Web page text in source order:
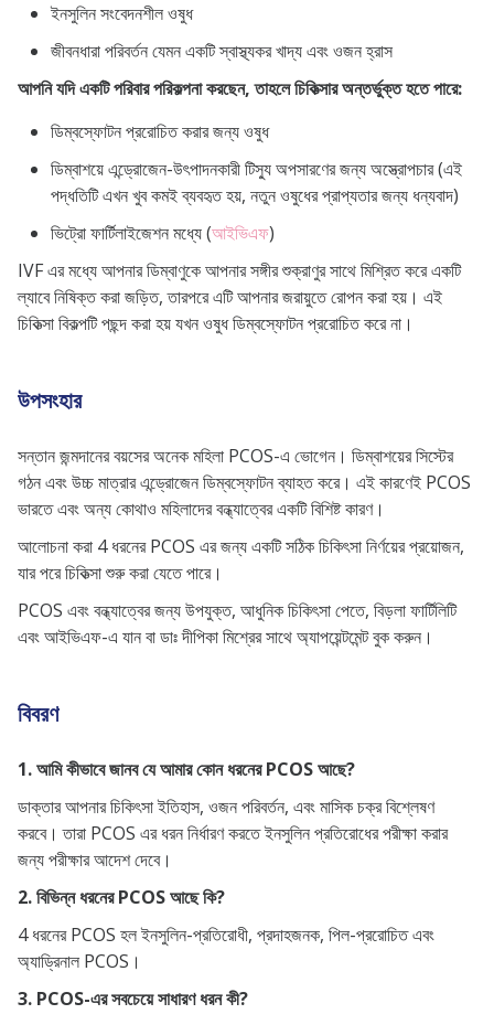
ইনসুলিন সংবেদনশীল ওষুধ
জীবনধারা পরিবর্তন যেমন একটি স্বাস্থ্যকর খাদ্য এবং ওজন হ্রাস
আপনি যদি একটি পরিবার পরিকল্পনা করছেন, তাহলে চিকিত্সার অন্তর্ভুক্ত হতে পারে:
ডিম্বস্ফোটন প্ররোচিত করার জন্য ওষুধ
ডিম্বাশয়ে এন্ড্রোজেন-উৎপাদনকারী টিস্যু অপসারণের জন্য অস্ত্রোপচার (এই
পদ্ধতিটি এখন খুব কমই ব্যবহৃত হয়, নতুন ওষুধের প্রাপ্যতার জন্য ধন্যবাদ)
ভিট্রো ফার্টিলাইজেশন মধ্যে (আইভিএফ)
IVF এর মধ্যে আপনার ডিম্বাণুকে আপনার সঙ্গীর শুক্রাণুর সাথে মিশ্রিত করে একটি
ল্যাবে নিষিক্ত করা জড়িত, তারপরে এটি আপনার জরায়ুতে রোপন করা হয়। এই
চিকিত্সা বিকল্পটি পছন্দ করা হয় যখন ওষুধ ডিম্বস্ফোটন প্ররোচিত করে না।
উপসংহার
সন্তান জন্মদানের বয়সের অনেক মহিলা PCOS-এ ভোগেন। ডিম্বাশয়ের সিস্টের
গঠন এবং উচ্চ মাত্রার এন্ড্রোজেন ডিম্বস্ফোটন ব্যাহত করে। এই কারণেই PCOS
ভারতে এবং অন্য কোথাও মহিলাদের বন্ধ্যাত্বের একটি বিশিষ্ট কারণ।
আলোচনা করা 4 ধরনের PCOS এর জন্য একটি সঠিক চিকিৎসা নির্ণয়ের প্রয়োজন,
যার পরে চিকিত্সা শুরু করা যেতে পারে।
PCOS এবং বন্ধ্যাত্বের জন্য উপযুক্ত, আধুনিক চিকিৎসা পেতে, বিড়লা ফার্টিলিটি
এবং আইভিএফ-এ যান বা ডাঃ দীপিকা মিশ্রের সাথে অ্যাপয়েন্টমেন্ট বুক করুন।
বিবরণ
1. আমি কীভাবে জানব যে আমার কোন ধরনের PCOS আছে?
ডাক্তার আপনার চিকিৎসা ইতিহাস, ওজন পরিবর্তন, এবং মাসিক চক্র বিশ্লেষণ
করবে। তারা PCOS এর ধরন নির্ধারণ করতে ইনসুলিন প্রতিরোধের পরীক্ষা করার
জন্য পরীক্ষার আদেশ দেবে।
2. বিভিন্ন ধরনের PCOS আছে কি?
4 ধরনের PCOS হল ইনসুলিন-প্রতিরোধী, প্রদাহজনক, পিল-প্ররোচিত এবং
অ্যাড্রিনাল PCOS।
3. PCOS-এর সবচেয়ে সাধারণ ধরন কী?